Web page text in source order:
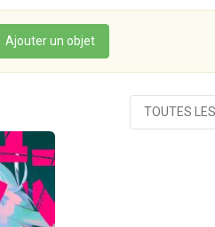
Ajouter un objet
TOUTES